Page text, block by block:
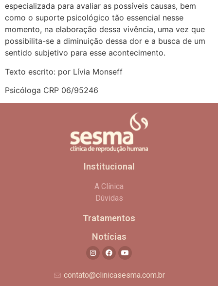
especializada para avaliar as possíveis causas, bem
como o suporte psicológico tão essencial nesse
momento, na elaboração dessa vivência, uma vez que
possibilita-se a diminuição dessa dor e a busca de um
sentido subjetivo para esse acontecimento.
Texto escrito: por Lívia Monseff
Psicóloga CRP 06/95246
Institucional
A Clínica
Dúvidas
Tratamentos
Notícias
contato@clinicasesma.com.br